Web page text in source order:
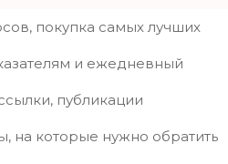
покупка самых лучших
и ежедневный
публикации
на которые нужно обратить